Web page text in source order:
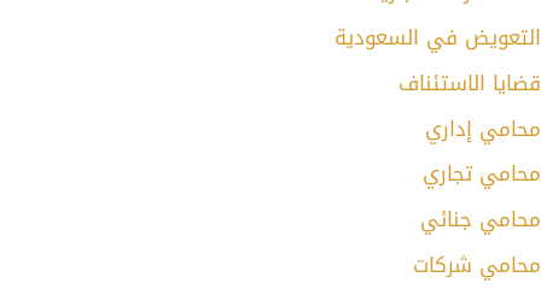
التعويض في السعودية
قضايا الاستئناف
محامي إداري
محامي تجاري
محامي جنائي
محامي شركات